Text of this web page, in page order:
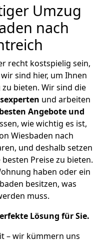
Umzug
nach
recht kostspielig sein,
sind hier, um Ihnen
zu bieten. Wir sind die
und arbeiten
Angebote und
wie wichtig es ist,
Wiesbaden nach
und deshalb setzen
Preise zu bieten.
haben oder ein
besitzen, was
muss.
Lösung für Sie.
– wir kümmern uns